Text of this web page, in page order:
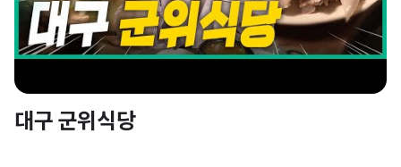
▶
대구 군위식당